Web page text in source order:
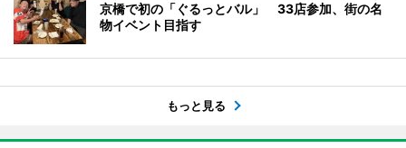
京橋で初の「ぐるっとバル」 33店参加、街の名
物イベント目指す
もっと見る